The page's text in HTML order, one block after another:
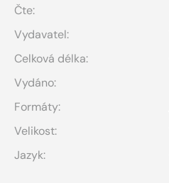
Čte:
Vydavatel:
Celková délka:
Vydáno:
Formáty:
Velikost:
Jazyk: